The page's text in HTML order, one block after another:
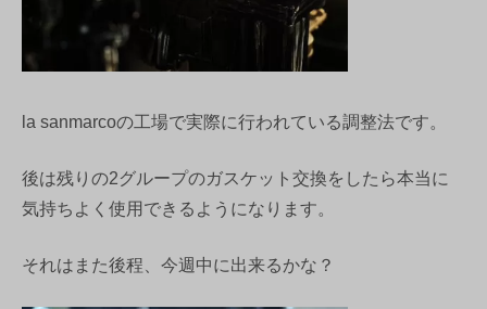
la sanmarcoの工場で実際に行われている調整法です。
後は残りの2グループのガスケット交換をしたら本当に
気持ちよく使用できるようになります。
それはまた後程、今週中に出来るかな？